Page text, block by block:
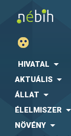
HIVATAL
AKTUÁLIS
ÁLLAT
ÉLELMISZER
NÖVÉNY